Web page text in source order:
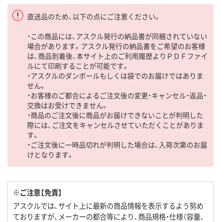
直送品のため、以下の点にご注意ください。
・この商品には、アスクル発行の納品書が同梱されていない
場合があります。アスクル発行の納品書をご希望のお客様
は、商品到着後、本サイト上のご利用履歴よりＰＤＦファイ
ルにて印刷することが可能です。
・アスクルのダンボールもしくは袋でのお届けではありま
せん。
・お客様のご都合によるご注文後の変更・キャンセル・返品・
交換はお受けできません。
・商品のご注文後に商品がお届けできないことが判明した
際には、ご注文をキャンセルさせていただくことがありま
す。
・ご注文後に一時品切れが判明した場合は、入荷次第のお届
けとなります。
※ご注意【免責】
アスクルでは、サイト上に最新の商品情報を表示するよう努め
ておりますが、メーカーの都合等により、商品規格・仕様（容量、